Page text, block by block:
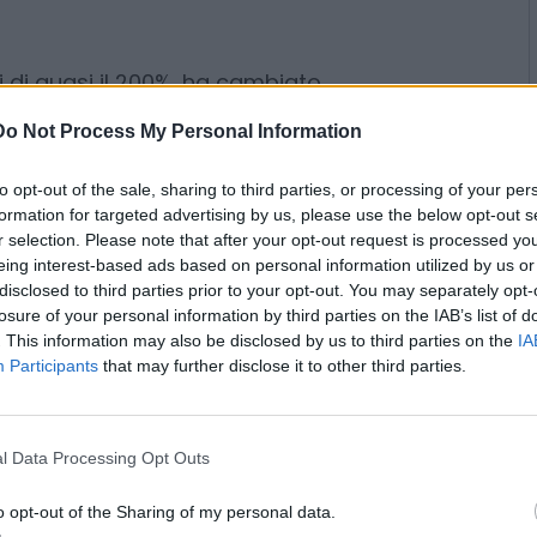
Not Process My Personal Information
opt-out of the sale, sharing to third parties, or processing of your
for targeted advertising by us, please use the below opt-out
selection. Please note that after your opt-out request is processed
interest-based ads based on personal information utilized by us
to third parties prior to your opt-out. You may separately
of your personal information by third parties on the IAB’s list of
This information may also be disclosed by us to third parties on the
Participants that may further disclose it to other third parties.
Data Processing Opt Outs
opt-out of the Sharing of my personal data.
quasi il 200%, ha cambiato
Un rialzo di questa
finanziario: ha
i conflitti e trasformato
in un asset strategico da
condividono il controllo della
StM. Tradotto: entrambe
in egual misura, della crescita
rivalutazione del titolo ha
più forte delle divisioni